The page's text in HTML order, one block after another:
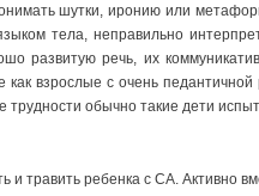
шутки, иронию или
тела, неправильно
развитую речь, их
взрослые с очень
обычно такие дети
и травить ребенка с СА. Активно